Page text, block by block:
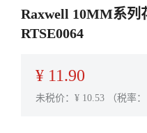
Raxwell 10MM系列
RTSE0064
¥ 11.90
未税价：¥ 10.53 （税率：